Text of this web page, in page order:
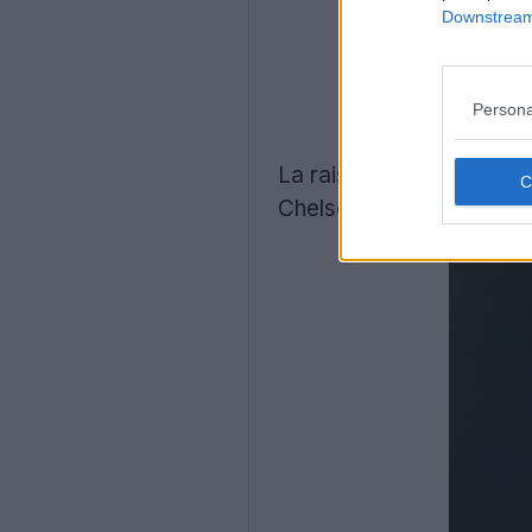
La raison de ce
Chelsea pour la saison